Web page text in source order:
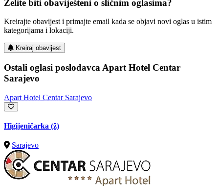
Želite biti obaviješteni o sličnim oglasima?
Kreirajte obavijest i primajte email kada se objavi novi oglas u istim
kategorijama i lokaciji.
Kreiraj obavijest
Ostali oglasi poslodavca Apart Hotel Centar
Sarajevo
Apart Hotel Centar Sarajevo
Higijeničarka (ž)
Sarajevo